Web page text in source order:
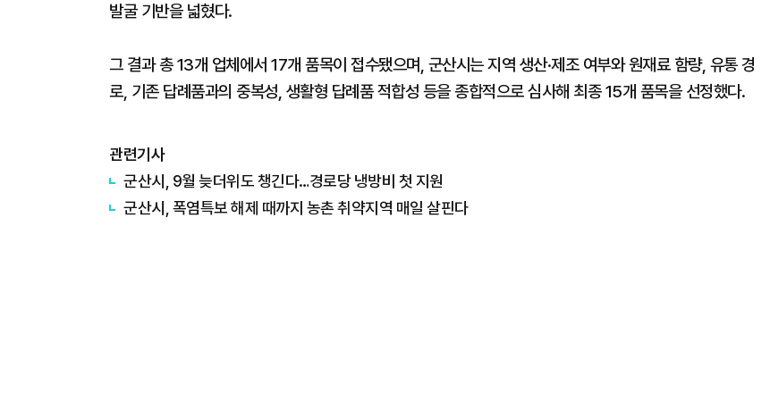
발굴 기반을 넓혔다.
그 결과 총 13개 업체에서 17개 품목이 접수됐으며, 군산시는 지역 생산·제조 여부와 원재료 함량, 유통 경
로, 기존 답례품과의 중복성, 생활형 답례품 적합성 등을 종합적으로 심사해 최종 15개 품목을 선정했다.
관련기사
군산시, 9월 늦더위도 챙긴다…경로당 냉방비 첫 지원
군산시, 폭염특보 해제 때까지 농촌 취약지역 매일 살핀다